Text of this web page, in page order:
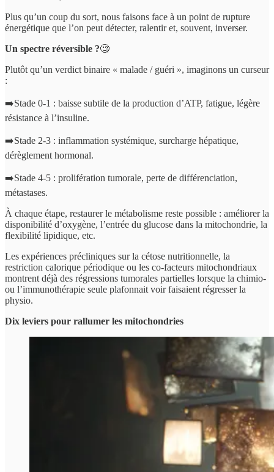
Plus qu’un coup du sort, nous faisons face à un point de rupture
énergétique que l’on peut détecter, ralentir et, souvent, inverser.
Un spectre réversible ?🧐
Plutôt qu’un verdict binaire « malade / guéri », imaginons un curseur
:
➡️Stade 0-1 : baisse subtile de la production d’ATP, fatigue, légère
résistance à l’insuline.
➡️Stade 2-3 : inflammation systémique, surcharge hépatique,
dérèglement hormonal.
➡️Stade 4-5 : prolifération tumorale, perte de différenciation,
métastases.
À chaque étape, restaurer le métabolisme reste possible : améliorer la
disponibilité d’oxygène, l’entrée du glucose dans la mitochondrie, la
flexibilité lipidique, etc.
Les expériences précliniques sur la cétose nutritionnelle, la
restriction calorique périodique ou les co-facteurs mitochondriaux
montrent déjà des régressions tumorales partielles lorsque la chimio-
ou l’immunothérapie seule plafonnait voir faisaient régresser la
physio.
Dix leviers pour rallumer les mitochondries